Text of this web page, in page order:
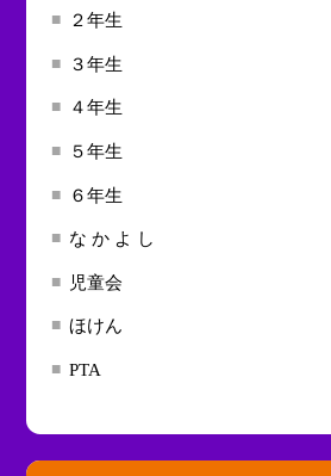
２年生
３年生
４年生
５年生
６年生
な か よ し
児童会
ほけん
PTA